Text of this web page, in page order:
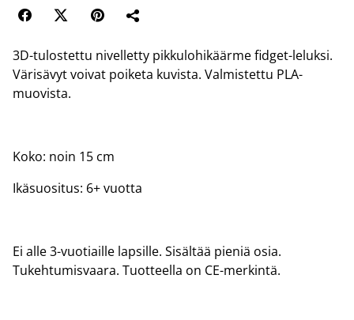
3D-tulostettu nivelletty pikkulohikäärme fidget-leluksi.
Värisävyt voivat poiketa kuvista. Valmistettu PLA-
muovista.
Koko: noin 15 cm
Ikäsuositus: 6+ vuotta
Ei alle 3-vuotiaille lapsille. Sisältää pieniä osia.
Tukehtumisvaara. Tuotteella on CE-merkintä.